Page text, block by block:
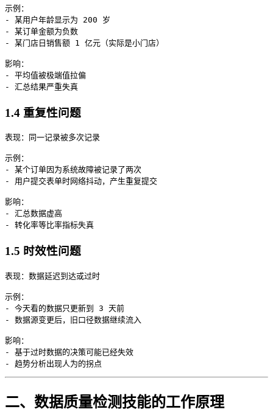
示例：
- 某用户年龄显示为 200 岁
- 某订单金额为负数
- 某门店日销售额 1 亿元（实际是小门店）
影响：
- 平均值被极端值拉偏
1.4 重复性问题
表现：同一记录被多次记录
示例：
- 某个订单因为系统故障被记录了两次
- 用户提交表单时网络抖动，产生重复提交
影响：
- 汇总数据虚高
1.5 时效性问题
表现：数据延迟到达或过时
示例：
- 今天看的数据只更新到 3 天前
- 数据源变更后，旧口径数据继续流入
影响：
- 基于过时数据的决策可能已经失效
二、数据质量检测技能的工作原理